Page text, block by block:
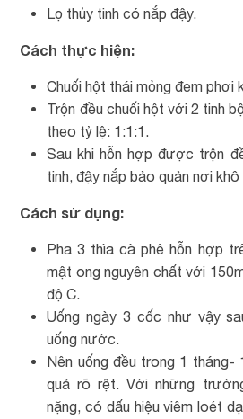
Lọ thủy tinh có nắp đậy.
Cách thực hiện:
Chuối hột thái mỏng đem phơi
Trộn đều chuối hột với 2 tinh
theo tỷ lệ: 1:1:1.
Sau khi hỗn hợp được trộn
tinh, đậy nắp bảo quản nơi
Cách sử dụng:
Pha 3 thìa cà phê hỗn hợp
mật ong nguyên chất với
độ C.
Uống ngày 3 cốc như vậy
uống nước.
Nên uống đều trong 1 tháng-
quả rõ rệt. Với những
nặng, có dấu hiệu viêm loét